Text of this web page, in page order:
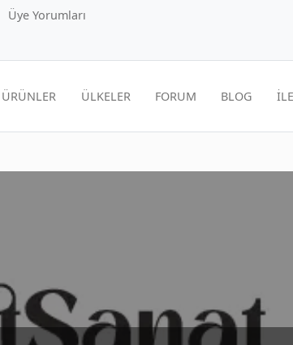
Üye Yorumları
ÜRÜNLER ÜLKELER FORUM BLOG